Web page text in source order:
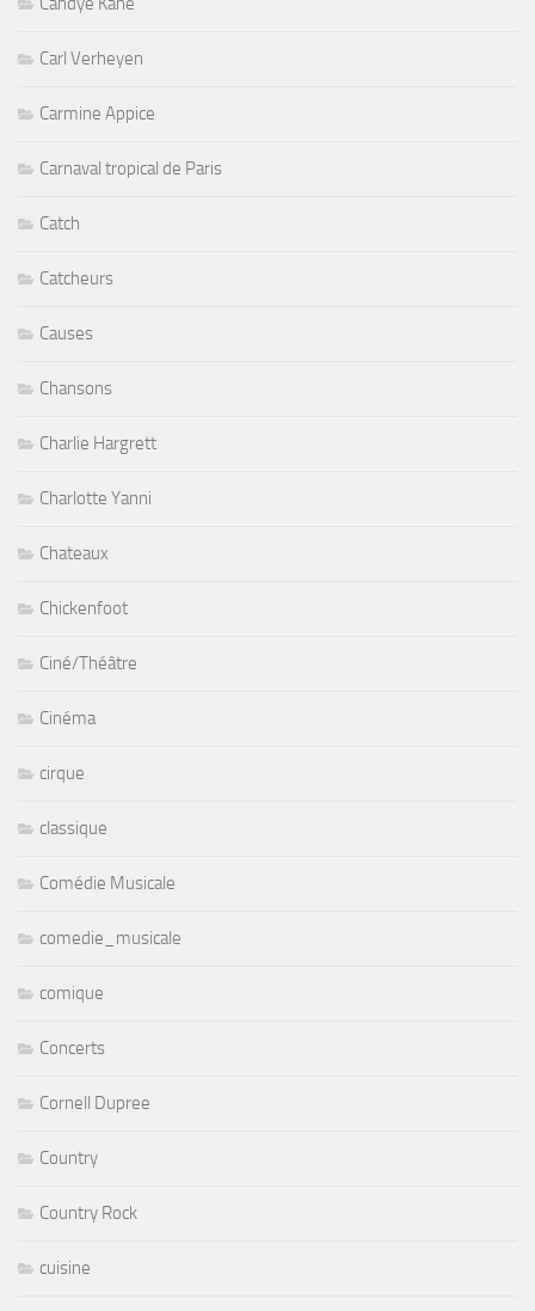
Carl Verheyen
Carmine Appice
Carnaval tropical de Paris
Catch
Catcheurs
Causes
Chansons
Charlie Hargrett
Charlotte Yanni
Chateaux
Chickenfoot
Ciné/Théâtre
Cinéma
cirque
classique
Comédie Musicale
comedie_musicale
comique
Concerts
Cornell Dupree
Country
Country Rock
cuisine